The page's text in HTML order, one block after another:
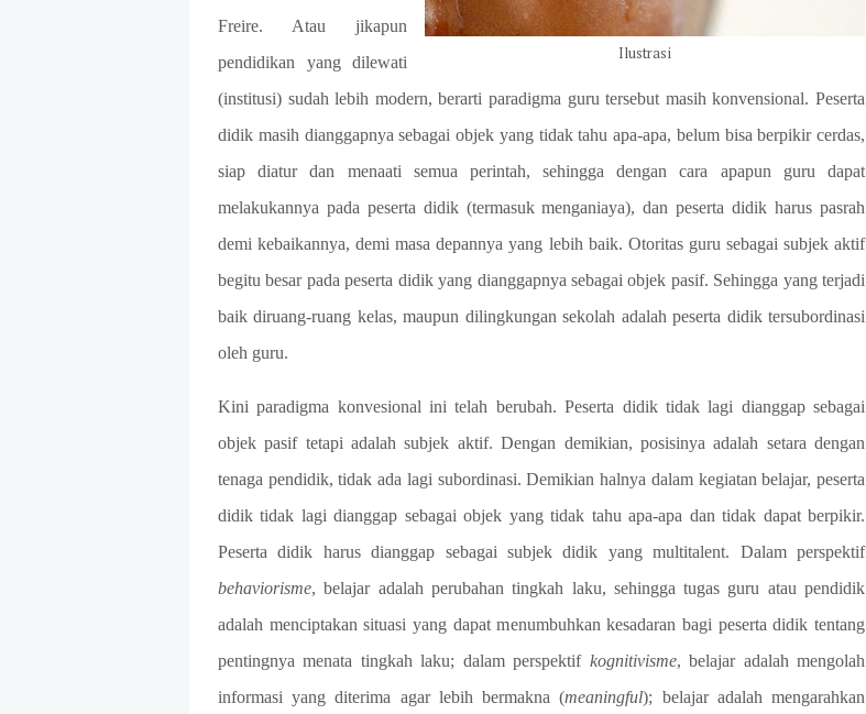
Ilustrasi
Freire. Atau jikapun
pendidikan yang dilewati
(institusi) sudah lebih modern, berarti paradigma guru tersebut masih konvensional. Peserta
didik masih dianggapnya sebagai objek yang tidak tahu apa-apa, belum bisa berpikir cerdas,
siap diatur dan menaati semua perintah, sehingga dengan cara apapun guru dapat
melakukannya pada peserta didik (termasuk menganiaya), dan peserta didik harus pasrah
demi kebaikannya, demi masa depannya yang lebih baik. Otoritas guru sebagai subjek aktif
begitu besar pada peserta didik yang dianggapnya sebagai objek pasif. Sehingga yang terjadi
baik diruang-ruang kelas, maupun dilingkungan sekolah adalah peserta didik tersubordinasi
oleh guru.
Kini paradigma konvesional ini telah berubah. Peserta didik tidak lagi dianggap sebagai
objek pasif tetapi adalah subjek aktif. Dengan demikian, posisinya adalah setara dengan
tenaga pendidik, tidak ada lagi subordinasi. Demikian halnya dalam kegiatan belajar, peserta
didik tidak lagi dianggap sebagai objek yang tidak tahu apa-apa dan tidak dapat berpikir.
Peserta didik harus dianggap sebagai subjek didik yang multitalent. Dalam perspektif
behaviorisme, belajar adalah perubahan tingkah laku, sehingga tugas guru atau pendidik
adalah menciptakan situasi yang dapat menumbuhkan kesadaran bagi peserta didik tentang
pentingnya menata tingkah laku; dalam perspektif kognitivisme, belajar adalah mengolah
informasi yang diterima agar lebih bermakna (meaningful); belajar adalah mengarahkan